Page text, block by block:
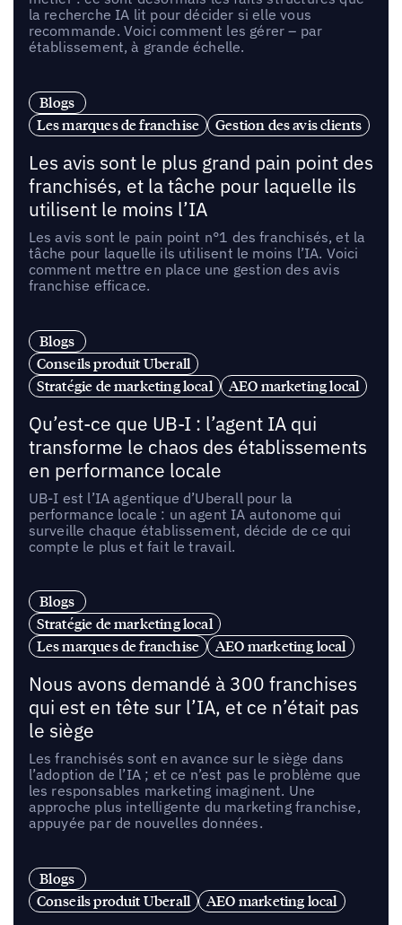
la recherche IA lit pour décider si elle vous
recommande. Voici comment les gérer – par
établissement, à grande échelle.
Blogs
Les marques de franchise
Gestion des avis clients
Les avis sont le plus grand pain point des
franchisés, et la tâche pour laquelle ils
utilisent le moins l’IA
Les avis sont le pain point n°1 des franchisés, et la
tâche pour laquelle ils utilisent le moins l’IA. Voici
comment mettre en place une gestion des avis
franchise efficace.
Blogs
Conseils produit Uberall
Stratégie de marketing local
AEO marketing local
Qu’est-ce que UB-I : l’agent IA qui
transforme le chaos des établissements
en performance locale
UB-I est l’IA agentique d’Uberall pour la
performance locale : un agent IA autonome qui
surveille chaque établissement, décide de ce qui
compte le plus et fait le travail.
Blogs
Stratégie de marketing local
Les marques de franchise
AEO marketing local
Nous avons demandé à 300 franchises
qui est en tête sur l’IA, et ce n’était pas
le siège
Les franchisés sont en avance sur le siège dans
l’adoption de l’IA ; et ce n’est pas le problème que
les responsables marketing imaginent. Une
approche plus intelligente du marketing franchise,
appuyée par de nouvelles données.
Blogs
Conseils produit Uberall
AEO marketing local